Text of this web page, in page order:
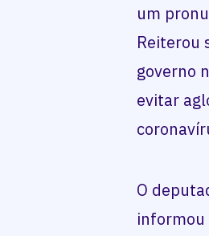
um
Reiterou
governo
evitar
O